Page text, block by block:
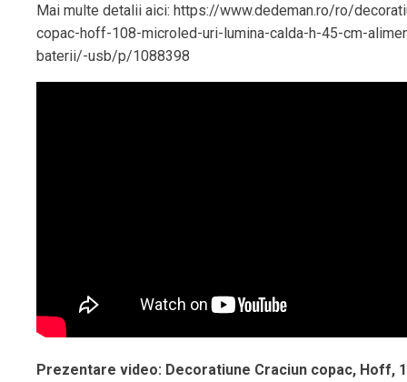
Mai multe detalii aici: https://www.dedeman.ro/ro/
copac-hoff-108-microled-uri-lumina-calda-h-45-cm-
baterii/-usb/p/1088398
Prezentare video: Decoratiune Craciun copac, Hoff,